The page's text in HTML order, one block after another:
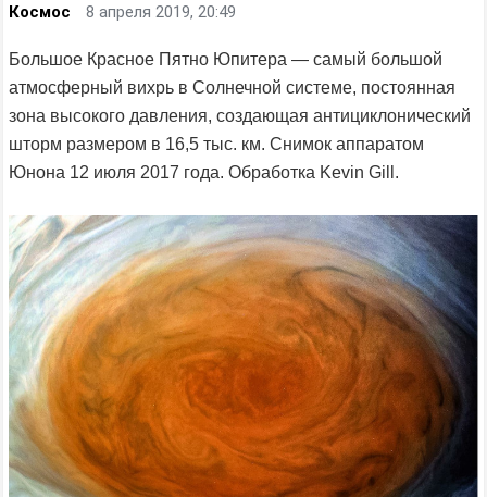
Космос 8 апреля 2019, 20:49
Большое Красное Пятно Юпитера — самый большой
атмосферный вихрь в Солнечной системе, постоянная
зона высокого давления, создающая антициклонический
шторм размером в 16,5 тыс. км. Снимок аппаратом
Юнона 12 июля 2017 года. Обработка Kevin Gill.